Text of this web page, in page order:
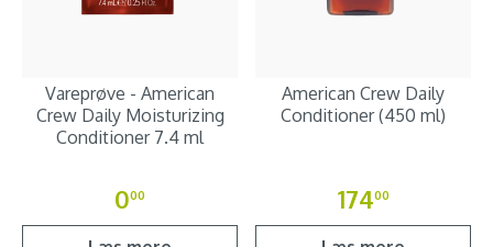
Vareprøve - American
Crew Daily Moisturizing
Conditioner 7.4 ml
000
American Crew Daily
Conditioner (450 ml)
17400